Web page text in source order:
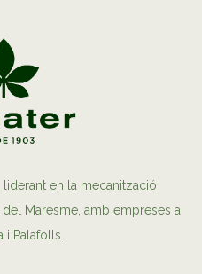
liderant en la mecanització
Maresme, amb empreses a
i Palafolls.